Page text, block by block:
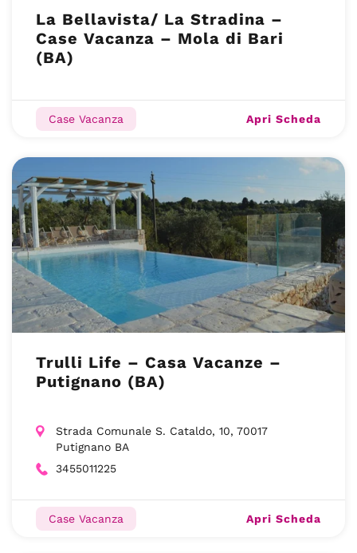
La Bellavista/ La Stradina –
Case Vacanza – Mola di Bari
(BA)
Case Vacanza Apri Scheda
Trulli Life – Casa Vacanze –
Putignano (BA)
Strada Comunale S. Cataldo, 10, 70017
Putignano BA
3455011225
Case Vacanza Apri Scheda